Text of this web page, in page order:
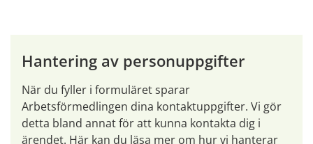
Hantering av personuppgifter
När du fyller i formuläret sparar
Arbetsförmedlingen dina kontaktuppgifter. Vi gör
detta bland annat för att kunna kontakta dig i
ärendet. Här kan du läsa mer om hur vi hanterar